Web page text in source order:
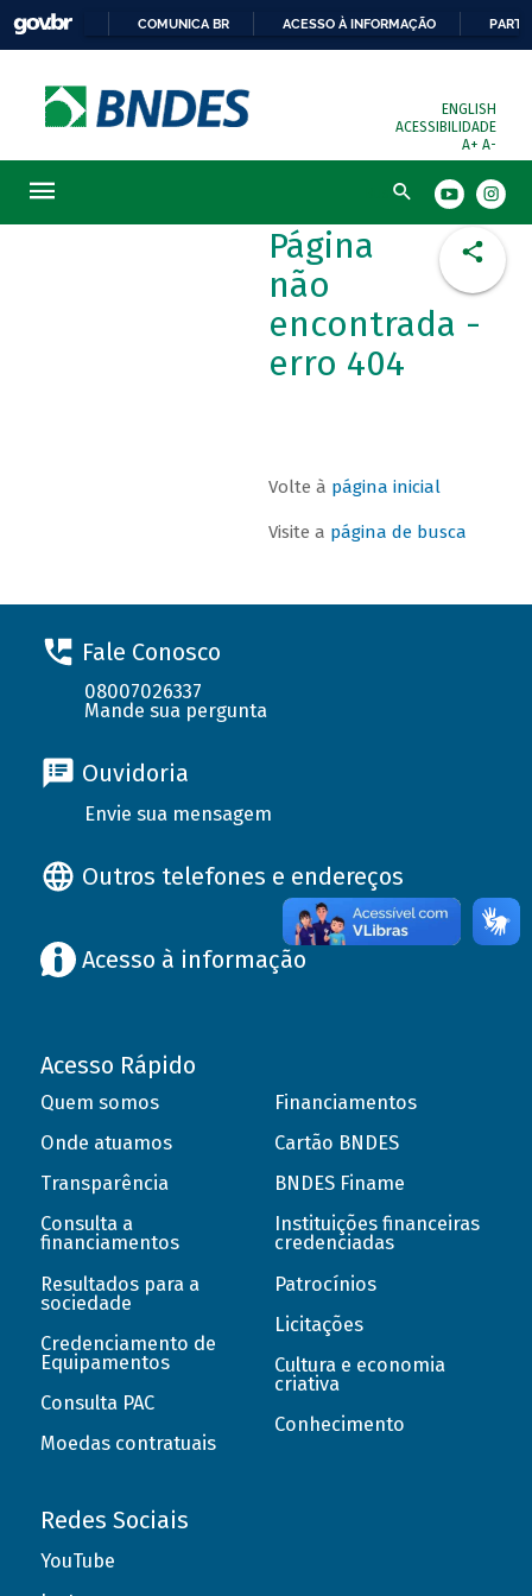
COMUNICA BR ACESSO À INFORMAÇÃO
ENGLISH
ACESSIBILIDADE
A+ A-
Busca
Página
não
encontrada -
erro 404
Volte à página inicial
Visite a página de busca
Fale Conosco
08007026337
Mande sua pergunta
Ouvidoria
Envie sua mensagem
Outros telefones e endereços
Acesso à informação
Acesso Rápido
Quem somos
Onde atuamos
Transparência
Consulta a
financiamentos
Resultados para a
sociedade
Credenciamento de
Equipamentos
Consulta PAC
Moedas contratuais
Financiamentos
Cartão BNDES
BNDES Finame
Instituições financeiras
credenciadas
Patrocínios
Licitações
Cultura e economia
criativa
Conhecimento
Redes Sociais
YouTube